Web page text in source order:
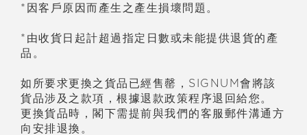
*因客 戶 原因而 產生之 產生損壞問題。
*由收貨日起計超過指定日數或未能提供退貨的 產
品。
如所要求更換之貨品已經售罄，SIGNUM會將該
貨品涉及之款項，根據退款政策程序退回給您。
更換貨品時，閣下需提前與我們的客服郵件溝通方
向安排退換。